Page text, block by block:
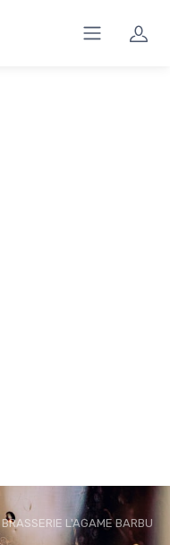
BRASSERIE L'AGAME BARBU